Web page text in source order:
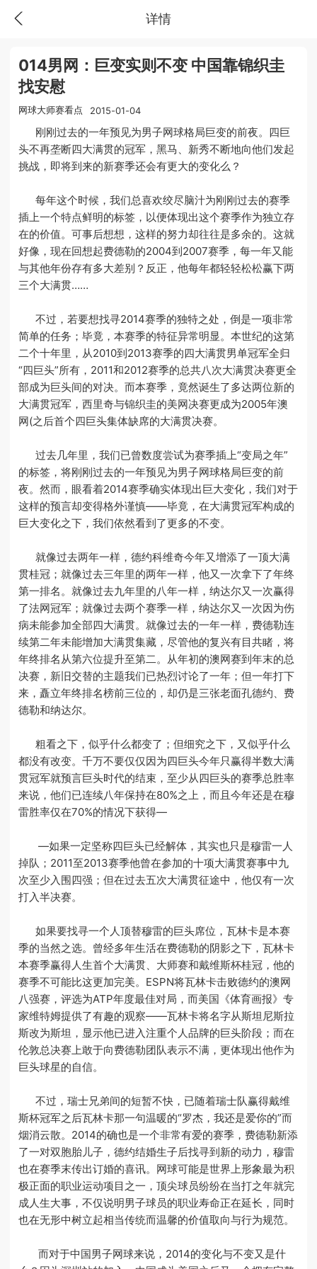
详情
014男网：巨变实则不变 中国靠锦织圭
找安慰
网球大师赛看点 2015-01-04
刚刚过去的一年预见为男子网球格局巨变的前夜。四巨
头不再垄断四大满贯的冠军，黑马、新秀不断地向他们发起
挑战，即将到来的新赛季还会有更大的变化么？
每年这个时候，我们总喜欢绞尽脑汁为刚刚过去的赛季
插上一个特点鲜明的标签，以便体现出这个赛季作为独立存
在的价值。可事后想想，这样的努力却往往是多余的。这就
好像，现在回想起费德勒的2004到2007赛季，每一年又能
与其他年份存有多大差别？反正，他每年都轻轻松松赢下两
三个大满贯……
不过，若要想找寻2014赛季的独特之处，倒是一项非常
简单的任务；毕竟，本赛季的特征异常明显。本世纪的这第
二个十年里，从2010到2013赛季的四大满贯男单冠军全归
“四巨头”所有，2011和2012赛季的总共八次大满贯决赛更全
部成为巨头间的对决。而本赛季，竟然诞生了多达两位新的
大满贯冠军，西里奇与锦织圭的美网决赛更成为2005年澳
网(之后首个四巨头集体缺席的大满贯决赛。
过去几年里，我们已曾数度尝试为赛季插上“变局之年”
的标签，将刚刚过去的一年预见为男子网球格局巨变的前
夜。然而，眼看着2014赛季确实体现出巨大变化，我们对于
这样的预言却变得格外谨慎——毕竟，在大满贯冠军构成的
巨大变化之下，我们依然看到了更多的不变。
就像过去两年一样，德约科维奇今年又增添了一顶大满
贯桂冠；就像过去三年里的两年一样，他又一次拿下了年终
第一排名。就像过去九年里的八年一样，纳达尔又一次赢得
了法网冠军；就像过去两个赛季一样，纳达尔又一次因为伤
病未能参加全部四大满贯。就像过去的一年一样，费德勒连
续第二年未能增加大满贯集藏，尽管他的复兴有目共睹，将
年终排名从第六位提升至第二。从年初的澳网赛到年末的总
决赛，新旧交替的主题我们已热烈讨论了一年；但一年打下
来，矗立年终排名榜前三位的，却仍是三张老面孔德约、费
德勒和纳达尔。
粗看之下，似乎什么都变了；但细究之下，又似乎什么
都没有改变。千万不要仅仅因为四巨头今年只赢得半数大满
贯冠军就预言巨头时代的结束，至少从四巨头的赛季总胜率
来说，他们已连续八年保持在80%之上，而且今年还是在穆
雷胜率仅在70%的情况下获得—
—如果一定坚称四巨头已经解体，其实也只是穆雷一人
掉队；2011至2013赛季他曾在参加的十项大满贯赛事中九
次至少入围四强；但在过去五次大满贯征途中，他仅有一次
打入半决赛。
如果要找寻一个人顶替穆雷的巨头席位，瓦林卡是本赛
季的当然之选。曾经多年生活在费德勒的阴影之下，瓦林卡
本赛季赢得人生首个大满贯、大师赛和戴维斯杯桂冠，他的
赛季不可能比这更加完美。ESPN将瓦林卡击败德约的澳网
八强赛，评选为ATP年度最佳对局，而美国《体育画报》专
家维特姆提供了有趣的观察——瓦林卡将名字从斯坦尼斯拉
斯改为斯坦，显示他已进入注重个人品牌的巨头阶段；而在
伦敦总决赛上敢于向费德勒团队表示不满，更体现出他作为
巨头球星的自信。
不过，瑞士兄弟间的短暂不快，已随着瑞士队赢得戴维
斯杯冠军之后瓦林卡那一句温暖的“罗杰，我还是爱你的”而
烟消云散。2014的确也是一个非常有爱的赛季，费德勒新添
了一对双胞胎儿子，德约结婚生子后找寻到新的动力，穆雷
也在赛季末传出订婚的喜讯。网球可能是世界上形象最为积
极正面的职业运动项目之一，顶尖球员纷纷在当打之年就完
成人生大事，不仅说明男子球员的职业寿命正在延长，同时
也在无形中树立起相当传统而温馨的价值取向与行为规范。
而对于中国男子网球来说，2014的变化与不变又是什